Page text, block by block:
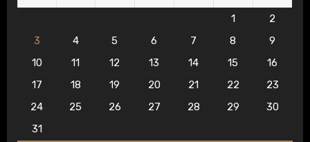
1
2
3
4 5 6 7 8
9
10
11 12 13 14 15
16
17
18 19 20 21 22
23
24
25 26 27 28 29
30
31